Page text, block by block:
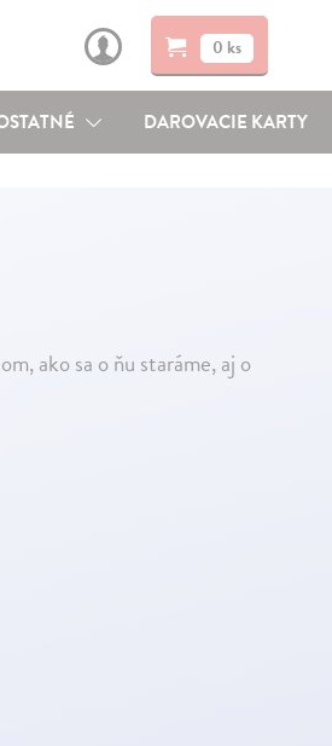
0 ks
DAROVACIE KARTY
ako sa o ňu staráme, aj o